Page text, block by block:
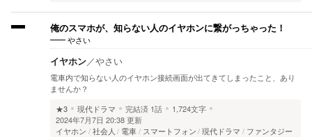
俺のスマホが、知らない人のイヤホンに繋がっちゃった！
やさい
イヤホン／やさい
電車内で知らない人のイヤホン接続画面が出てきてしまったこと、あり
ませんか？
★3
現代ドラマ 完結済 1話
1,724文字
2024年7月7日 20:38 更新
イヤホン
社会人 電車 スマートフォン 現代ドラマ ファンタジー